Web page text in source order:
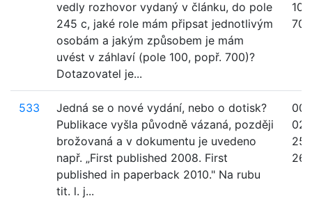
vedly rozhovor vydaný v článku, do pole
245 c, jaké role mám připsat jednotlivým
osobám a jakým způsobem je mám
uvést v záhlaví (pole 100, popř. 700)?
Dotazovatel je...
700
533
Jedná se o nové vydání, nebo o dotisk?
Publikace vyšla původně vázaná, později
brožovaná a v dokumentu je uvedeno
např. „First published 2008. First
published in paperback 2010." Na rubu
tit. l. j...
260